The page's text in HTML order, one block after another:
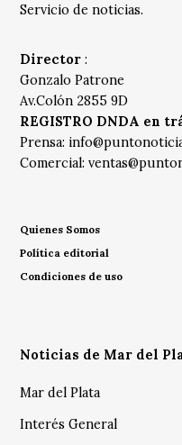
Servicio de noticias.
Director :
Gonzalo Patrone
Av.Colón 2855 9D
REGISTRO DNDA en
Prensa:
Comercial:
Quienes Somos
Política editorial
Condiciones de uso
Noticias de Mar del
Mar del Plata
Interés General